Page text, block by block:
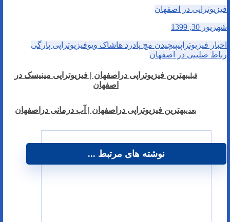
فیزیوتراپی در اصفهان
شهریور 30, 1399
اخبار فیزیوتراپیپیچیدن مچ پادرد هاشاک ویوفیزیوتراپی پارگی
رباط صلیبی در اصفهان
قبلیبهترین فیزیوتراپی دراصفهان | فیزیوتراپی مینیسک در
اصفهان
بعدیبهترین فیزیوتراپی دراصفهان | آب درمانی دراصفهان
نوشته های مرتبط ...